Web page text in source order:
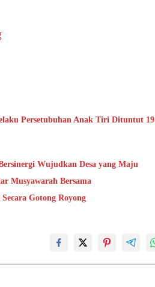
Persetubuhan Anak Tiri Dituntut 19
Wujudkan Desa yang Maju
Musyawarah Bersama
Gotong Royong